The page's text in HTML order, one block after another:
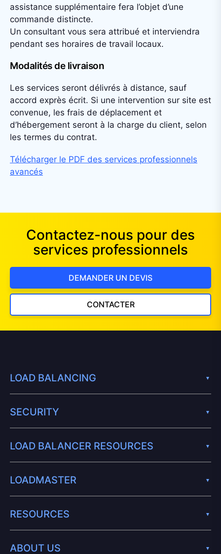
assistance supplémentaire fera l’objet d’une
commande distincte.
Un consultant vous sera attribué et interviendra
pendant ses horaires de travail locaux.
Modalités de livraison
Les services seront délivrés à distance, sauf
accord exprès écrit. Si une intervention sur site est
convenue, les frais de déplacement et
d’hébergement seront à la charge du client, selon
les termes du contrat.
Télécharger le PDF des services professionnels
avancés
Contactez-nous pour des
services professionnels
DEMANDER UN DEVIS
CONTACTER
LOAD BALANCING
SECURITY
LOAD BALANCER RESOURCES
LOADMASTER
RESOURCES
ABOUT US